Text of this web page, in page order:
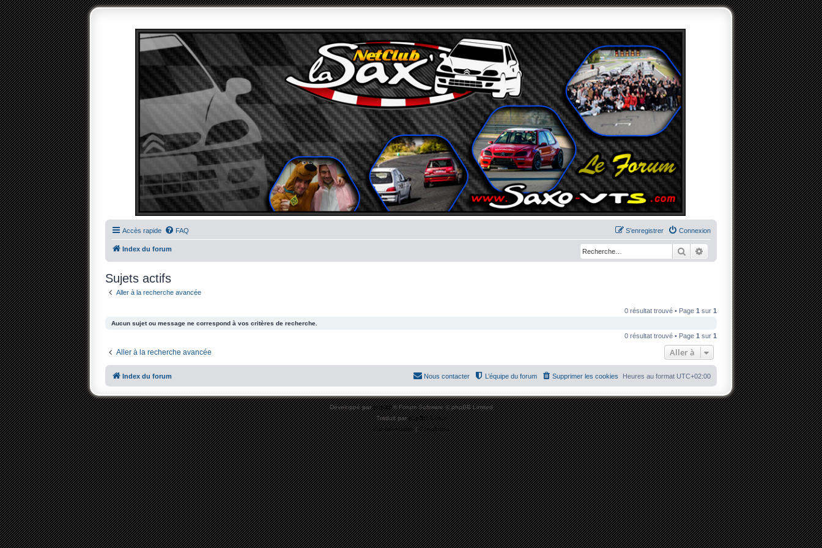
Accès rapide FAQ Connexion
S’enregistrer
Index du forum RechercherRecherche avancée
Sujets actifs
Aller à la recherche avancée
0 résultat trouvé • Page 1 sur 1
Aucun sujet ou message ne correspond à vos critères de recherche.
0 résultat trouvé • Page 1 sur 1
Aller à la recherche avancée Aller à
Index du forum Heures au format UTC+02:00
Supprimer les cookies
L’équipe du forum
Nous contacter
Développé parphpBB® Forum Software © phpBB Limited
Traduit parphpBB-fr.com
Confidentialité|Conditions